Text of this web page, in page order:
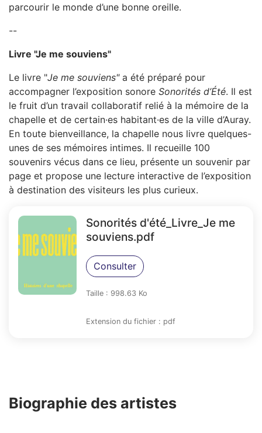
parcourir le monde d’une bonne oreille.
--
Livre "Je me souviens"
Le livre "Je me souviens"a été préparé pour
accompagner l’exposition sonore Sonorités d’Été. Il est
le fruit d’un travail collaboratif relié à la mémoire de la
chapelle et de certain·es habitant·es de la ville d’Auray.
En toute bienveillance, la chapelle nous livre quelques-
unes de ses mémoires intimes. Il recueille 100
souvenirs vécus dans ce lieu, présente un souvenir par
page et propose une lecture interactive de l’exposition
à destination des visiteurs les plus curieux.
Sonorités d'été_Livre_Je me
souviens.pdf
Consulter
Taille : 998.63 Ko
Extension du fichier : pdf
Biographie des artistes